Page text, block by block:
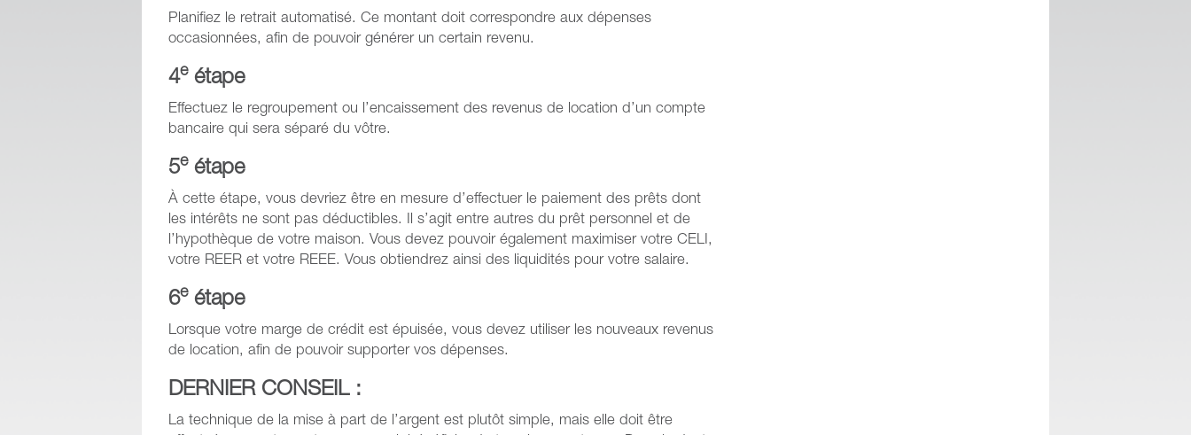
Planifiez le retrait automatisé. Ce montant doit correspondre aux dépenses
occasionnées, afin de pouvoir générer un certain revenu.
4eétape
Effectuez le regroupement ou l’encaissement des revenus de location d’un compte
bancaire qui sera séparé du vôtre.
5eétape
À cette étape, vous devriez être en mesure d’effectuer le paiement des prêts dont
les intérêts ne sont pas déductibles. Il s’agit entre autres du prêt personnel et de
l’hypothèque de votre maison. Vous devez pouvoir également maximiser votre CELI,
votre REER et votre REEE. Vous obtiendrez ainsi des liquidités pour votre salaire.
6eétape
Lorsque votre marge de crédit est épuisée, vous devez utiliser les nouveaux revenus
de location, afin de pouvoir supporter vos dépenses.
DERNIER CONSEIL :
La technique de la mise à part de l’argent est plutôt simple, mais elle doit être